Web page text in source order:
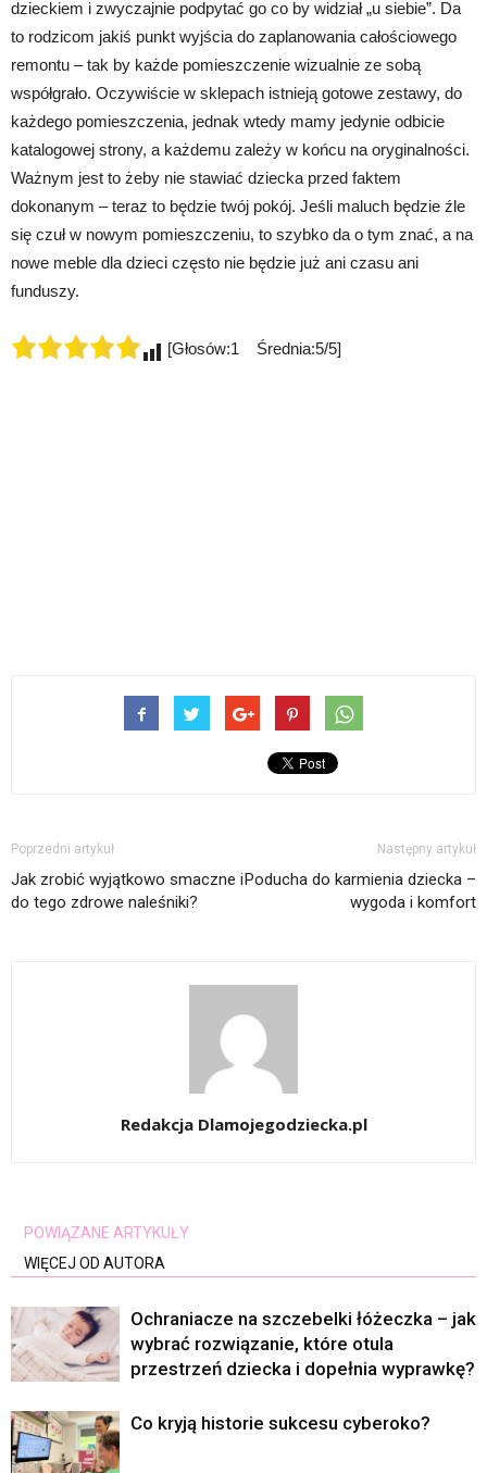
dzieckiem i zwyczajnie podpytać go co by widział „u siebie”. Da
to rodzicom jakiś punkt wyjścia do zaplanowania całościowego
remontu – tak by każde pomieszczenie wizualnie ze sobą
współgrało. Oczywiście w sklepach istnieją gotowe zestawy, do
każdego pomieszczenia, jednak wtedy mamy jedynie odbicie
katalogowej strony, a każdemu zależy w końcu na oryginalności.
Ważnym jest to żeby nie stawiać dziecka przed faktem
dokonanym – teraz to będzie twój pokój. Jeśli maluch będzie źle
się czuł w nowym pomieszczeniu, to szybko da o tym znać, a na
nowe meble dla dzieci często nie będzie już ani czasu ani
funduszy.
[Głosów:1 Średnia:5/5]
Poprzedni artykuł
Jak zrobić wyjątkowo smaczne i
do tego zdrowe naleśniki?
Następny artykuł
Poducha do karmienia dziecka –
wygoda i komfort
Redakcja Dlamojegodziecka.pl
POWIĄZANE ARTYKUŁY
WIĘCEJ OD AUTORA
Ochraniacze na szczebelki łóżeczka – jak
wybrać rozwiązanie, które otula
przestrzeń dziecka i dopełnia wyprawkę?
Co kryją historie sukcesu cyberoko?